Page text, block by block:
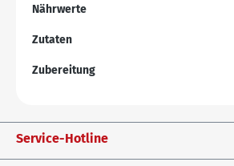
Nährwerte
Zutaten
Zubereitung
Service-Hotline